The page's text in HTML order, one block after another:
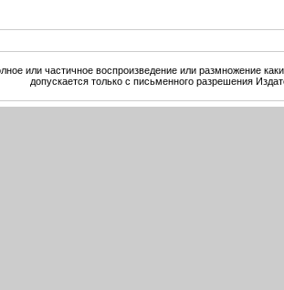
или частичное воспроизведение или размножение
допускается только с письменного разрешения